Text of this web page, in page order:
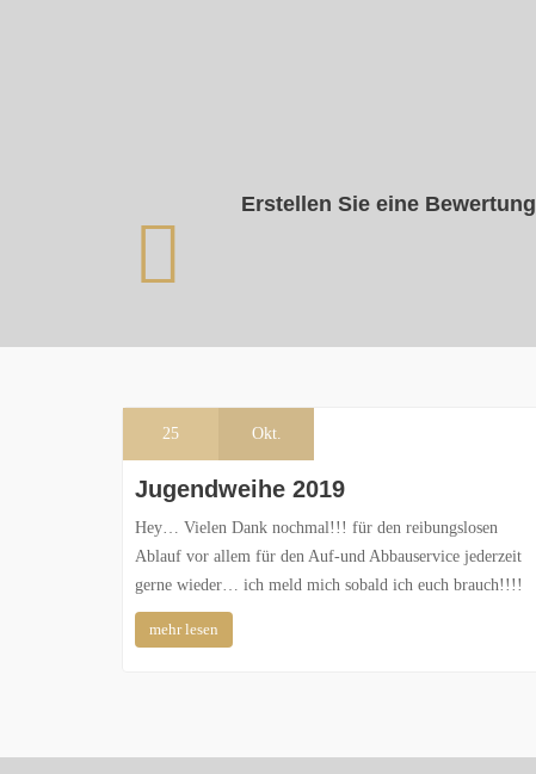
Erstellen Sie eine Bewertung
25 Okt.
Jugendweihe 2019
Hey… Vielen Dank nochmal!!! für den reibungslosen
Ablauf vor allem für den Auf-und Abbauservice jederzeit
gerne wieder… ich meld mich sobald ich euch brauch!!!!
mehr lesen